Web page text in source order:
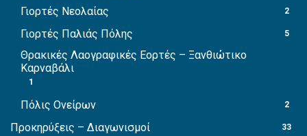
Γιορτές Νεολαίας 2
Γιορτές Παλιάς Πόλης 5
Θρακικές Λαογραφικές Εορτές – Ξανθιώτικο
Καρναβάλι
1
Πόλις Ονείρων 2
Προκηρύξεις – Διαγωνισμοί 33